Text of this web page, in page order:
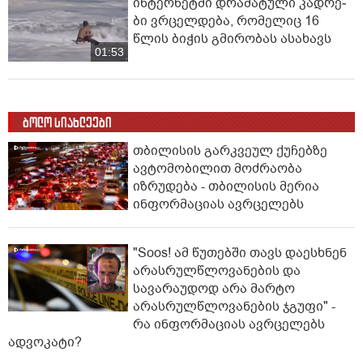
01:53
ბი ვრცელდება, რომელიც 16
წლის ბიჭის გმირობას ასახავს
ბოლო სიახლეები
თბილისის გარკვეულ ქუჩებზე
ავტომობილით მოძრაობა
იზრუდება - თბილისის მერია
ინფორმაციას ავრცელებს
"Soos! ამ წუთებში თავს დაესხნენ
არასრულწლოვანების და
სავარაუდოდ არა მარტო
არასრულწლოვანების ჯგუფი" -
რა ინფორმაციას ავრცელებს
ადვოკატი?